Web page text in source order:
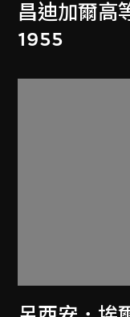
昌迪加爾高
1955